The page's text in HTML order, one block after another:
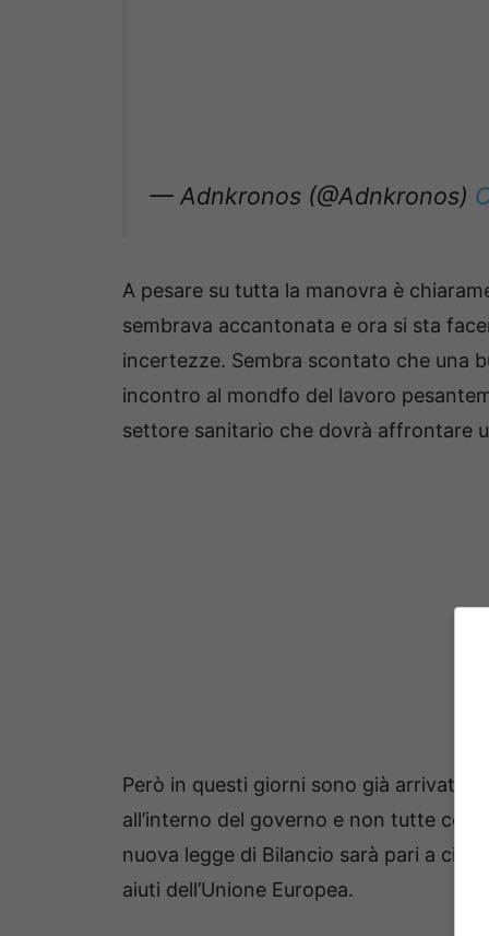
— Adnkronos (@Adnkronos)
A pesare su tutta la manovra è
sembrava accantonata e ora si sta
incertezze. Sembra scontato che una
incontro al mondfo del lavoro
settore sanitario che dovrà affrontare
Però in questi giorni sono già arrivate
all’interno del governo e non tutte
nuova legge di Bilancio sarà pari a circa
aiuti dell’Unione Europea.